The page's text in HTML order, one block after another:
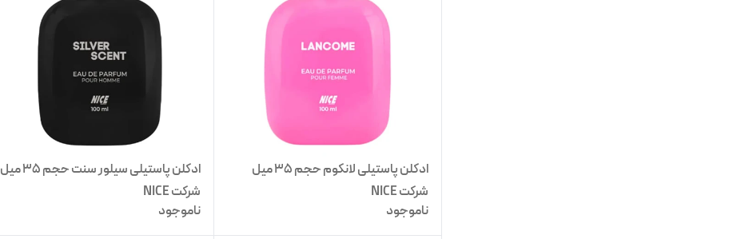
ادکلن پاستیلی لانکوم حجم 35 میل
شرکت NICE
ناموجود
ادکلن پاستیلی سیلور سنت حجم 35 میل
شرکت NICE
ناموجود